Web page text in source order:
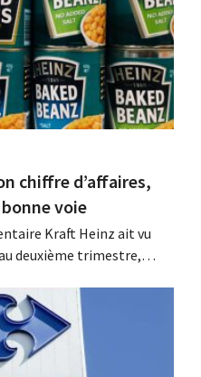
chiffre d’affaires,
voie
Kraft Heinz ait vu
deuxième trimestre,
augmente ses
à la hausse.